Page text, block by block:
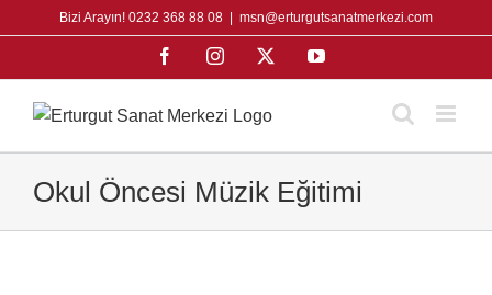
to
Bizi Arayın! 0232 368 88 08 msn@erturgutsanatmerkezi.com
FacebookInstagram YouTube
Okul Öncesi Müzik Eğitimi